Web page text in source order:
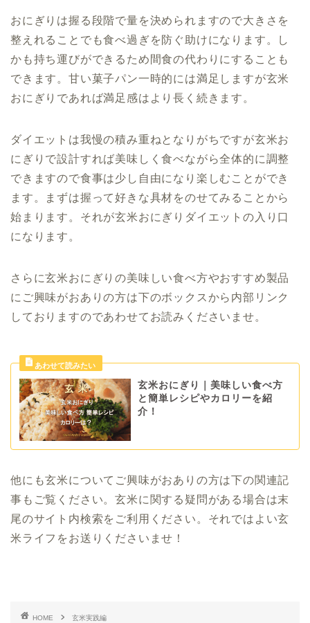
おにぎりは握る段階で量を決められますので大きさを
整えれることでも食べ過ぎを防ぐ助けになります。し
かも持ち運びができるため間食の代わりにすることも
できます。甘い菓子パン一時的には満足しますが玄米
おにぎりであれば満足感はより長く続きます。
ダイエットは我慢の積み重ねとなりがちですが玄米お
にぎりで設計すれば美味しく食べながら全体的に調整
できますので食事は少し自由になり楽しむことができ
ます。まずは握って好きな具材をのせてみることから
始まります。それが玄米おにぎりダイエットの入り口
になります。
さらに玄米おにぎりの美味しい食べ方やおすすめ製品
にご興味がおありの方は下のボックスから内部リンク
しておりますのであわせてお読みくださいませ。
玄米おにぎり｜美味しい食べ方
と簡単レシピやカロリーを紹
介！
他にも玄米についてご興味がおありの方は下の関連記
事もご覧ください。玄米に関する疑問がある場合は末
尾のサイト内検索をご利用ください。それではよい玄
米ライフをお送りくださいませ！
HOME
玄米実践編